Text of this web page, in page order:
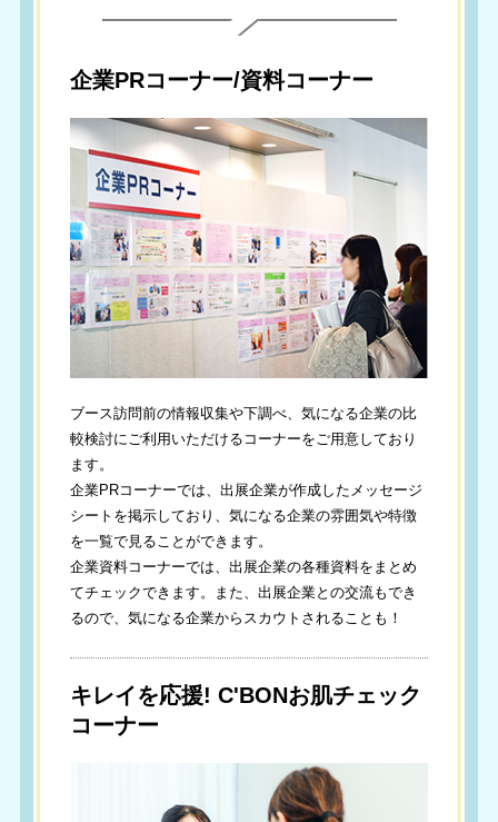
企業PRコーナー/資料コーナー
ブース訪問前の情報収集や下調べ、気になる企業の比
較検討にご利用いただけるコーナーをご用意しており
ます。
企業PRコーナーでは、出展企業が作成したメッセージ
シートを掲示しており、気になる企業の雰囲気や特徴
を一覧で見ることができます。
企業資料コーナーでは、出展企業の各種資料をまとめ
てチェックできます。また、出展企業との交流もでき
るので、気になる企業からスカウトされることも！
キレイを応援! C'BONお肌チェック
コーナー